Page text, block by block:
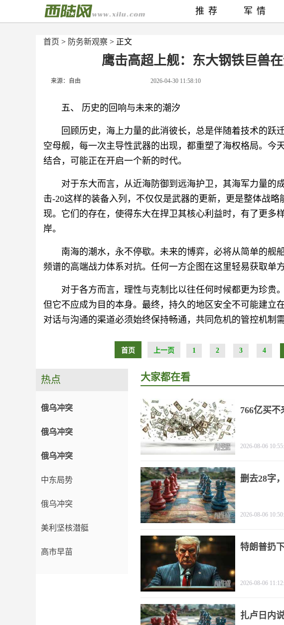
首页 > 防务新观察 > 正文
鹰击高超上舰：东大钢铁巨兽在
来源：自由 2026-04-30 11:58:10
五、 历史的回响与未来的潮汐
回顾历史，海上力量的此消彼长，总是伴随着技术的跃
空母舰，每一次主导性武器的出现，都重塑了海权格局。今
结合，可能正在开启一个新的时代。
对于东大而言，从近海防御到远海护卫，其海军力量的
击-20这样的装备入列，不仅仅是武器的更新，更是整体战
现。它们的存在，使得东大在捍卫其核心利益时，有了更多
岸。
南海的潮水，永不停歇。未来的博弈，必将从简单的舰
频谱的高端战力体系对抗。任何一方企图在这里轻易获取单
对于各方而言，理性与克制比以往任何时候都更为珍贵
但它不应成为目的本身。最终，持久的地区安全不可能建立
对话与沟通的渠道必须始终保持畅通，共同危机的管控机制
首页 上一页 1 2 3 4
推荐 军情
热点
俄乌冲突
俄乌冲突
俄乌冲突
中东局势
俄乌冲突
美利坚核潜艇
高市早苗
大家都在看
766亿买
2026-08-06
删去28字
2026-08-06
特朗普扔
2026-08-06
扎卢日内